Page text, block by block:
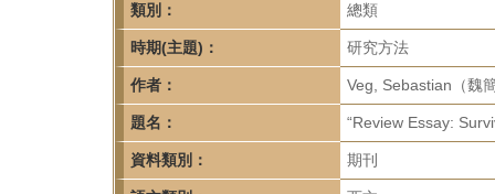
史
研
究
所-
類別： 總類
時期(主題)： 研究方法
作者： Veg, Sebastian（魏簡
題名： “Review Essay:
資料類別： 期刊